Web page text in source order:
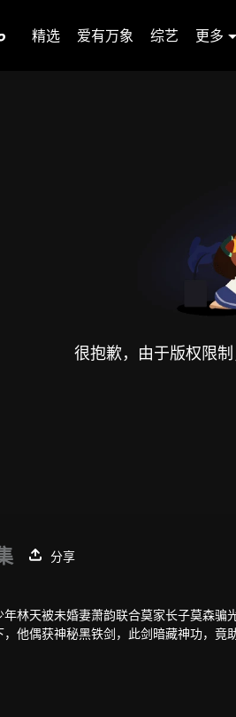
精选 爱有万象 综艺 更多
很抱歉，由于版权限
分享
林天被未婚妻萧韵联合莫家长子莫森
他偶获神秘黑铁剑，此剑暗藏神功，
伯，林天内外交困，危机重重。林天开
飞速增长，萧莫两家却仍不知悔改，埋